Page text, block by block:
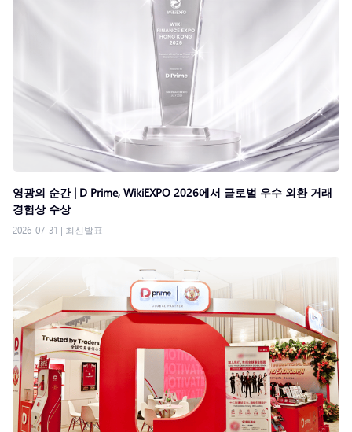
영광의 순간 | D Prime, WikiEXPO 2026에서 글로벌 우수 외환 거래
경험상 수상
2026-07-31 | 최신발표